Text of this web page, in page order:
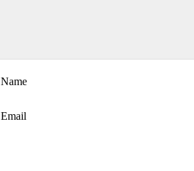
Name
Email